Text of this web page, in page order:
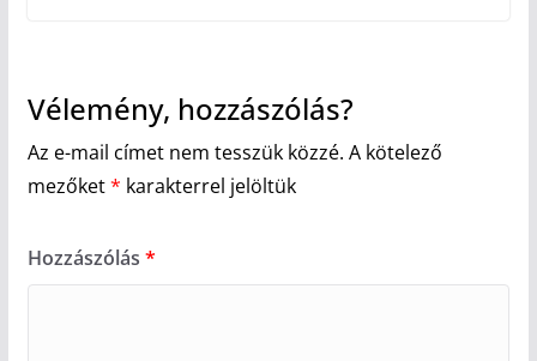
Vélemény, hozzászólás?
Az e-mail címet nem tesszük közzé. A kötelező
mezőket* karakterrel jelöltük
Hozzászólás *